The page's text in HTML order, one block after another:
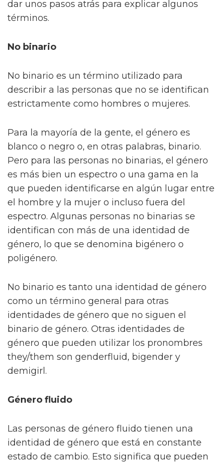
dar unos pasos atrás para explicar algunos
términos.
No binario
No binario es un término utilizado para
describir a las personas que no se identifican
estrictamente como hombres o mujeres.
Para la mayoría de la gente, el género es
blanco o negro o, en otras palabras, binario.
Pero para las personas no binarias, el género
es más bien un espectro o una gama en la
que pueden identificarse en algún lugar entre
el hombre y la mujer o incluso fuera del
espectro. Algunas personas no binarias se
identifican con más de una identidad de
género, lo que se denomina bigénero o
poligénero.
No binario es tanto una identidad de género
como un término general para otras
identidades de género que no siguen el
binario de género. Otras identidades de
género que pueden utilizar los pronombres
they/them son genderfluid, bigender y
demigirl.
Género fluido
Las personas de género fluido tienen una
identidad de género que está en constante
estado de cambio. Esto significa que pueden